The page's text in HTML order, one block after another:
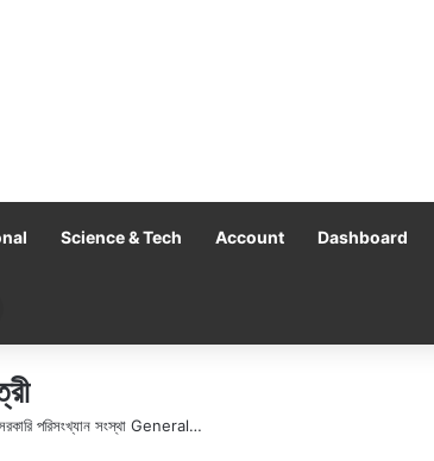
Science & Tech Account Dashboard
পরিসংখ্যান সংস্থা General…